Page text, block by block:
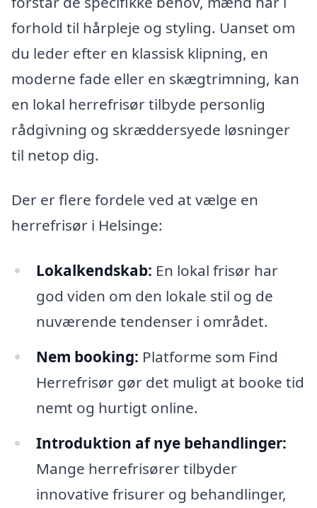
forhold til hårpleje og styling. Uanset om
du leder efter en klassisk klipning, en
moderne fade eller en skægtrimning, kan
en lokal herrefrisør tilbyde personlig
rådgivning og skræddersyede løsninger
til netop dig.
Der er flere fordele ved at vælge en
herrefrisør i Helsinge:
Lokalkendskab: En lokal frisør har
god viden om den lokale stil og de
nuværende tendenser i området.
Nem booking: Platforme som Find
Herrefrisør gør det muligt at booke tid
nemt og hurtigt online.
Introduktion af nye behandlinger:
Mange herrefrisører tilbyder
innovative frisurer og behandlinger,